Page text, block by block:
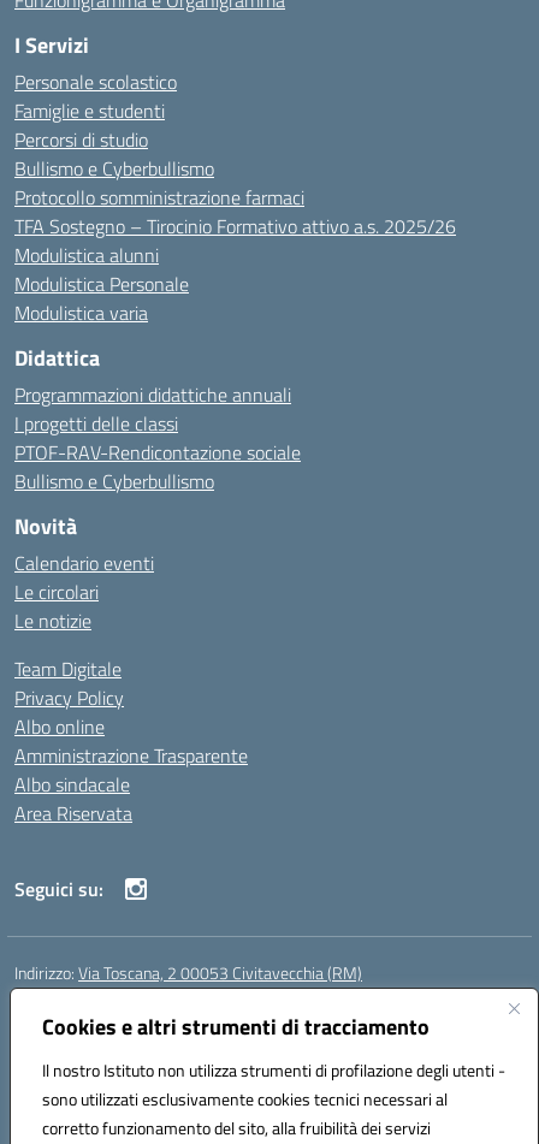
Cookies e altri strumenti di tracciamento
Il nostro Istituto non utilizza strumenti di profilazione degli utenti -
sono utilizzati esclusivamente cookies tecnici necessari al
corretto funzionamento del sito, alla fruibilità dei servizi
I Servizi
Personale scolastico
Famiglie e studenti
Percorsi di studio
Bullismo e Cyberbullismo
Protocollo somministrazione farmaci
TFA Sostegno – Tirocinio Formativo attivo a.s. 2025/26
Modulistica alunni
Modulistica Personale
Modulistica varia
Didattica
Programmazioni didattiche annuali
I progetti delle classi
PTOF-RAV-Rendicontazione sociale
Bullismo e Cyberbullismo
Novità
Calendario eventi
Le circolari
Le notizie
Team Digitale
Privacy Policy
Albo online
Amministrazione Trasparente
Albo sindacale
Area Riservata
Seguici su:
Indirizzo:Via Toscana, 2 00053 Civitavecchia (RM)
Centralino:
Posta elettronica certificata (PEC):rmic8b900g@pec.istruzione.it
Codice fiscale: 91038380589
Codice meccanografico:RMIC8B900G
Codice Indice delle Pubbliche Amministrazioni (IPA): istsc_rmic8b900g